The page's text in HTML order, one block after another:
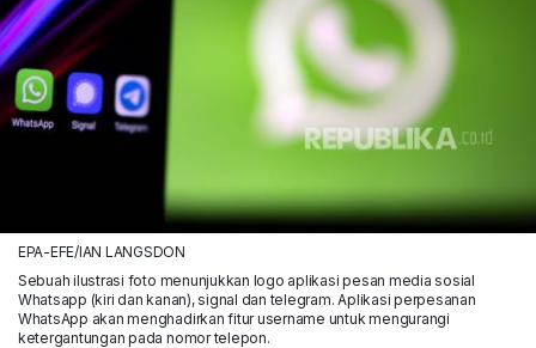
EPA-EFE/IAN LANGSDON
Sebuah ilustrasi foto menunjukkan logo aplikasi pesan media sosial
Whatsapp (kiri dan kanan), signal dan telegram. Aplikasi perpesanan
WhatsApp akan menghadirkan fitur username untuk mengurangi
ketergantungan pada nomor telepon.